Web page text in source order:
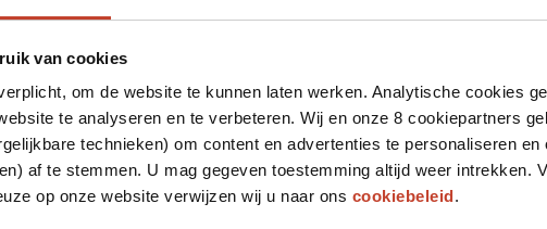
van cookies
om de website te kunnen laten werken. Analytische cookies
te analyseren en te verbeteren. Wij en onze 8 cookiepartners
technieken) om content en advertenties te personaliseren en
af te stemmen. U mag gegeven toestemming altijd weer intrekken.
op onze website verwijzen wij u naar ons cookiebeleid.